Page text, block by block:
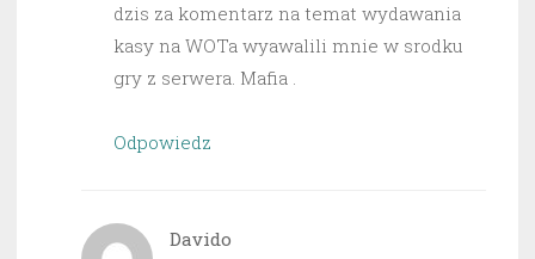
dzis za komentarz na temat wydawania
kasy na WOTa wyawalili mnie w srodku
gry z serwera. Mafia .
Odpowiedz
Davido